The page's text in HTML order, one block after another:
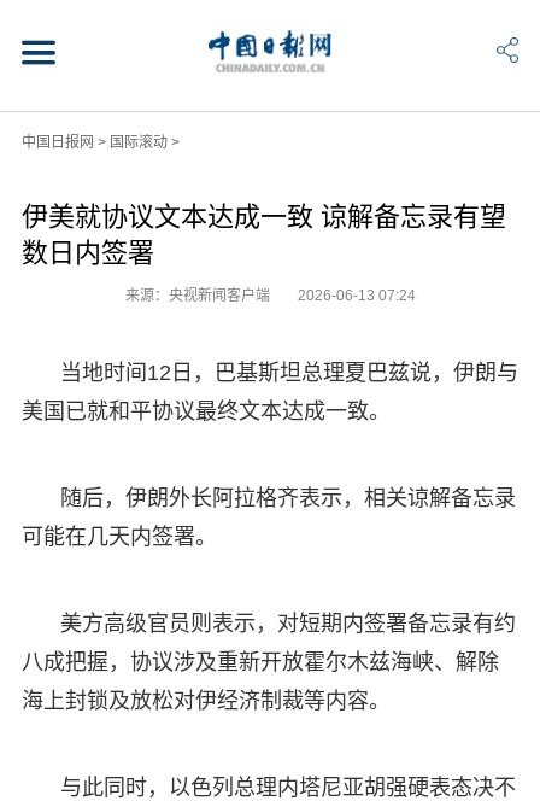
中国日报网 > 国际滚动>
伊美就协议文本达成一致 谅解备忘录有望
数日内签署
来源：央视新闻客户端 2026-06-13 07:24
当地时间12日，巴基斯坦总理夏巴兹说，伊朗与
美国已就和平协议最终文本达成一致。
随后，伊朗外长阿拉格齐表示，相关谅解备忘录
可能在几天内签署。
美方高级官员则表示，对短期内签署备忘录有约
八成把握，协议涉及重新开放霍尔木兹海峡、解除
海上封锁及放松对伊经济制裁等内容。
与此同时，以色列总理内塔尼亚胡强硬表态决不